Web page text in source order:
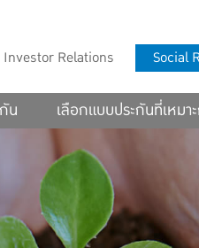
Investor Relations Social
น เลือกแบบประกันที่เหม